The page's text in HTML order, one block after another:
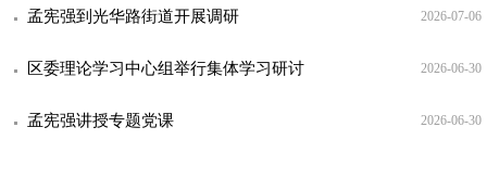
孟宪强到光华路街道开展调研 2026-07-06
区委理论学习中心组举行集体学习研讨 2026-06-30
孟宪强讲授专题党课 2026-06-30